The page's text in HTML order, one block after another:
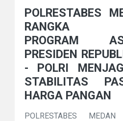
POLRESTABES
RANGKA
PROGRAM
PRESIDEN
- POLRI
STABILITAS
HARGA PANGAN ‎
POLRESTABES